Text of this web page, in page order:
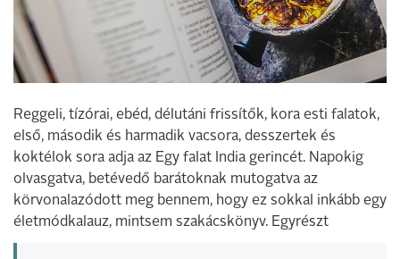
Reggeli, tízórai, ebéd, délutáni frissítők, kora esti falatok,
első, második és harmadik vacsora, desszertek és
koktélok sora adja az Egy falat India gerincét. Napokig
olvasgatva, betévedő barátoknak mutogatva az
körvonalazódott meg bennem, hogy ez sokkal inkább egy
életmódkalauz, mintsem szakácskönyv. Egyrészt